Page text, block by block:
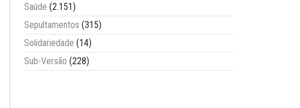
Saúde (2.151)
Sepultamentos (315)
Solidariedade (14)
Sub-Versão (228)